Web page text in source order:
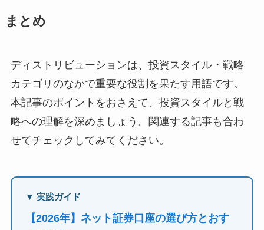
まとめ
ディストリビューションは、投資スタイル・戦略
カテゴリのなかで重要な役割を果たす用語です。
本記事のポイントをおさえて、投資スタイルと戦
略への理解を深めましょう。関連する記事も合わ
せてチェックしてみてください。
▼ 実践ガイド
【2026年】ネット証券口座の選び方とおす